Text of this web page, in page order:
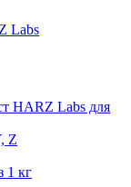
Labs
HARZ Labs для
Z
1 кг